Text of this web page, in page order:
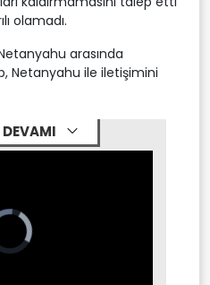
olamadı.
arasında
Netanyahu ile iletişimini
DEVAMI